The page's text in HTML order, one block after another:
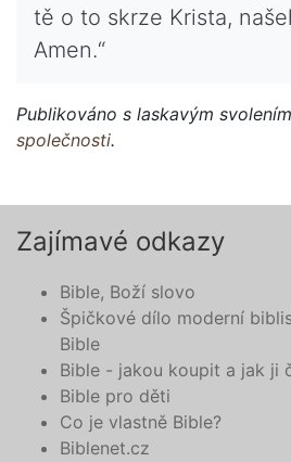
tě o to skrze Krista,
Amen.“
Publikováno s laskavým svolením
společnosti.
Zajímavé odkazy
Bible, Boží slovo
Špičkové dílo moderní
Bible
Bible - jakou koupit a jak ji
Bible pro děti
Co je vlastně Bible?
Biblenet.cz